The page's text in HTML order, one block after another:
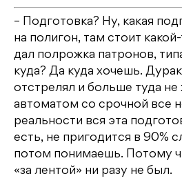
– Подготовка? Ну, какая
на полигон, там стоит
дал полрожка патронов,
куда? Да куда хочешь.
отстрелял и больше туда не
автоматом со срочной все
реальности вся эта
есть, не пригодится в 90%
потом понимаешь. Потому
«за лентой» ни разу не был.